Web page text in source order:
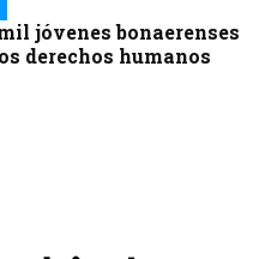
jóvenes bonaerenses
derechos humanos